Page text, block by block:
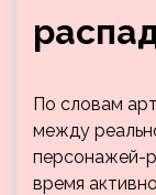
По словам
между
персонажей-
время